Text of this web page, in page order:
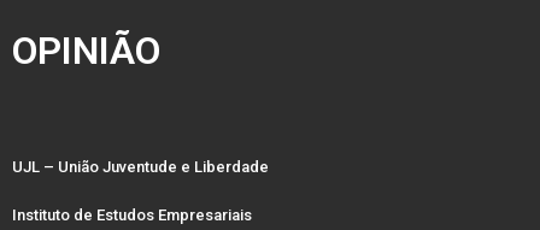
OPINIÃO
UJL – União Juventude e Liberdade
Instituto de Estudos Empresariais